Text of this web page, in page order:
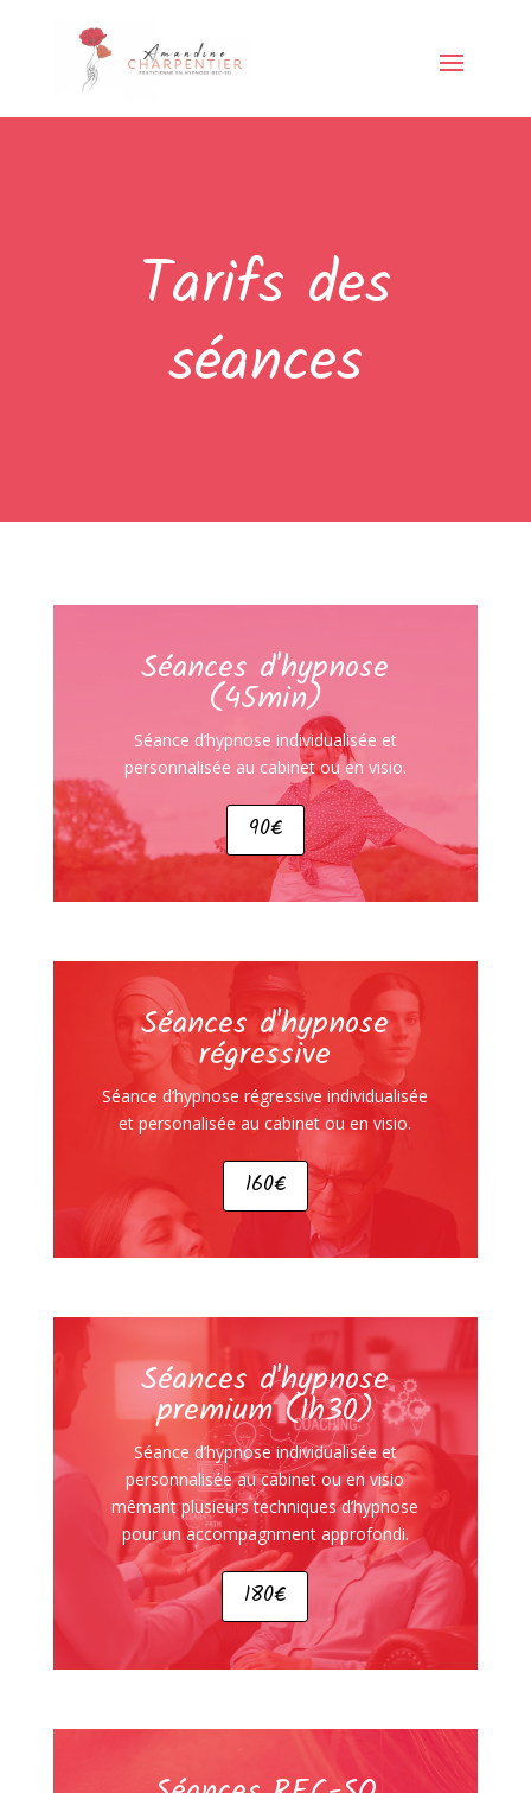
Tarifs des
séances
Séances d'hypnose
(45min)
Séance d’hypnose individualisée et
personnalisée au cabinet ou en visio.
90€
Séances d'hypnose
régressive
Séance d’hypnose régressive individualisée
et personalisée au cabinet ou en visio.
160€
Séances d'hypnose
premium (1h30)
Séance d’hypnose individualisée et
personnalisée au cabinet ou en visio
mêmant plusieurs techniques d’hypnose
pour un accompagnment approfondi.
180€